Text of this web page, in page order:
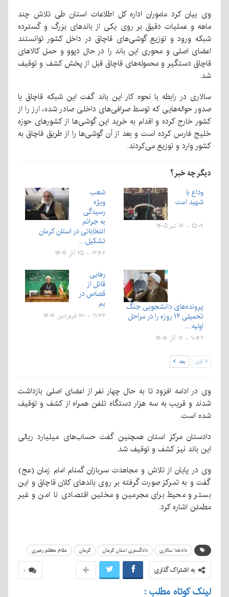
وی بیان کرد ماموران اداره کل اطلاعات استان طی تلاش چند
ماهه و عملیات دقیق بر روی یکی از باندهای بزرگ و گسترده
شبکه ورود و توزیع گوشی‌های قاچاق در داخل کشور توانستند
اعضای اصلی و محوری این باند را در حال دپوو و حمل کالاهای
قاچاق دستگیر و محموله‌های قاچاق قبل از پخش کشف و توقیف
شد.
سالاری در رابطه با نحوه کار این باند گفت این شبکه قاچاق با
صدور حواله‌هایی که توسط صرافی‌های داخلی صادر شده، ارز را از
کشور خارج کرده و اقدام به خرید این گوشی‌ها از کشور‌های حوزه
خلیج فارس کرده است و بعد از آن گوشی‌ها را از طریق قاچاق به
کشور وارد و توزیع می‌کردند.
دیگر چه خبر؟
وداع با
شهید امت
۱۵:۰۹ - ۱۶ تیر ۱۴۰۵
شعب
ویژه
رسیدگی
به جرائم
انتخاباتی در استان کرمان
تشکیل…
۱۲:۴۶ - ۲۵ آذر ۱۴۰۴
پرونده‌های دانشجویی جنگ
تحمیلی ۱۲ روزه را در مراحل
اولیه…
۱۰:۴۲ - ۱۶ آذر ۱۴۰۴
رهایی
قاتل از
قصاص در
بم
۱۱:۳۶ - ۳۰ فروردین ۱۴۰۴
قبل بعد
وی در ادامه افزود تا به حال چهار نفر از اعضای اصلی بازداشت
شدند و قریب به سه هزار دستگاه تلفن همراه از کشف و توقیف
شده است.
دادستان مرکز استان همچنین گفت حساب‌های میلیارد ریالی
این باند نیز کشف و توقیف شد.
وی در پایان از تلاش و مجاهدت سربازان گمنام امام زمان (عج)
گفت و به تمرکز صورت گرفته بر روی باندهای کلان قاچاق و این
بستر و محیط برای مجرمین و مخلین اقتصادی نا امن و غیر
مطمئن اشاره کرد.
دادخدا سالاری دادگستری استان کرمان کرمان مقام معظم رهبری
۰ به اشتراک گذاری
لینک کوتاه مطلب :